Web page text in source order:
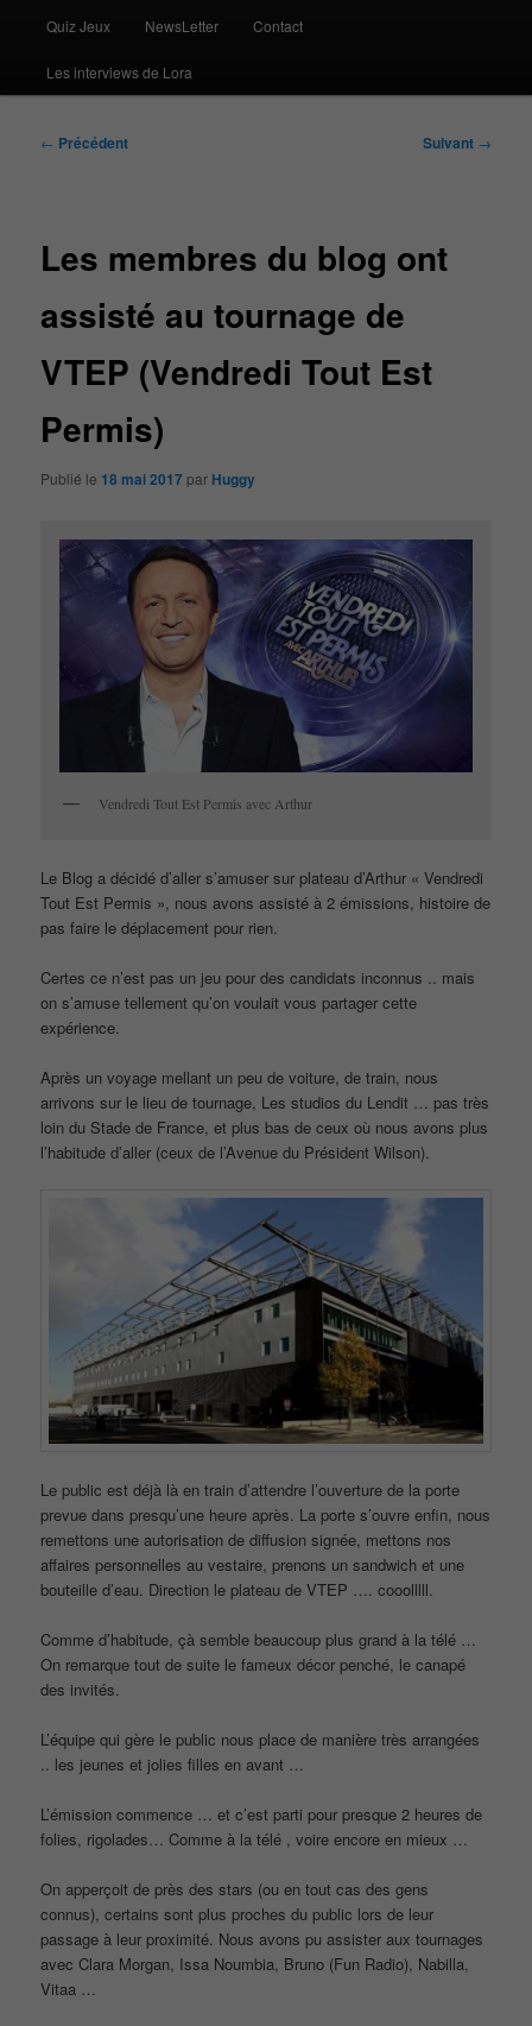
Quiz Jeux NewsLetter Contact
Les interviews de Lora
Navigation
← Précédent Suivant →
Les membres du blog ont
assisté au tournage de
VTEP (Vendredi Tout Est
Permis)
Publié le 18 mai 2017 par Huggy
Vendredi Tout Est Permis avec Arthur
Le Blog a décidé d’aller s’amuser sur plateau d’Arthur « Vendredi
Tout Est Permis », nous avons assisté à 2 émissions, histoire de
pas faire le déplacement pour rien.
Certes ce n’est pas un jeu pour des candidats inconnus .. mais
on s’amuse tellement qu’on voulait vous partager cette
expérience.
Après un voyage mellant un peu de voiture, de train, nous
arrivons sur le lieu de tournage, Les studios du Lendit … pas très
loin du Stade de France, et plus bas de ceux où nous avons plus
l’habitude d’aller (ceux de l’Avenue du Président Wilson).
Le public est déjà là en train d’attendre l’ouverture de la porte
prevue dans presqu’une heure après. La porte s’ouvre enfin, nous
remettons une autorisation de diffusion signée, mettons nos
affaires personnelles au vestaire, prenons un sandwich et une
bouteille d’eau. Direction le plateau de VTEP …. cooolllll.
Comme d’habitude, çà semble beaucoup plus grand à la télé …
On remarque tout de suite le fameux décor penché, le canapé
des invités.
L’équipe qui gère le public nous place de manière très arrangées
.. les jeunes et jolies filles en avant …
L’émission commence … et c’est parti pour presque 2 heures de
folies, rigolades… Comme à la télé , voire encore en mieux …
On apperçoit de près des stars (ou en tout cas des gens
connus), certains sont plus proches du public lors de leur
passage à leur proximité. Nous avons pu assister aux tournages
avec Clara Morgan, Issa Noumbia, Bruno (Fun Radio), Nabilla,
Vitaa …